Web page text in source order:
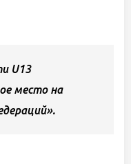
U13
место на